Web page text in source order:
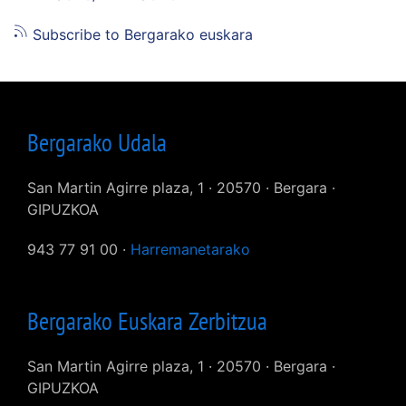
Subscribe to Bergarako euskara
Bergarako Udala
San Martin Agirre plaza, 1 · 20570 · Bergara ·
GIPUZKOA
943 77 91 00 · Harremanetarako
Bergarako Euskara Zerbitzua
San Martin Agirre plaza, 1 · 20570 · Bergara ·
GIPUZKOA